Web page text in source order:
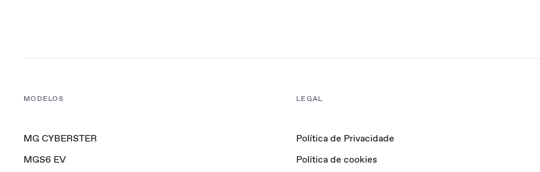
MODELOS
MG CYBERSTER
MGS6 EV
LEGAL
Política de Privacidade
Política de cookies